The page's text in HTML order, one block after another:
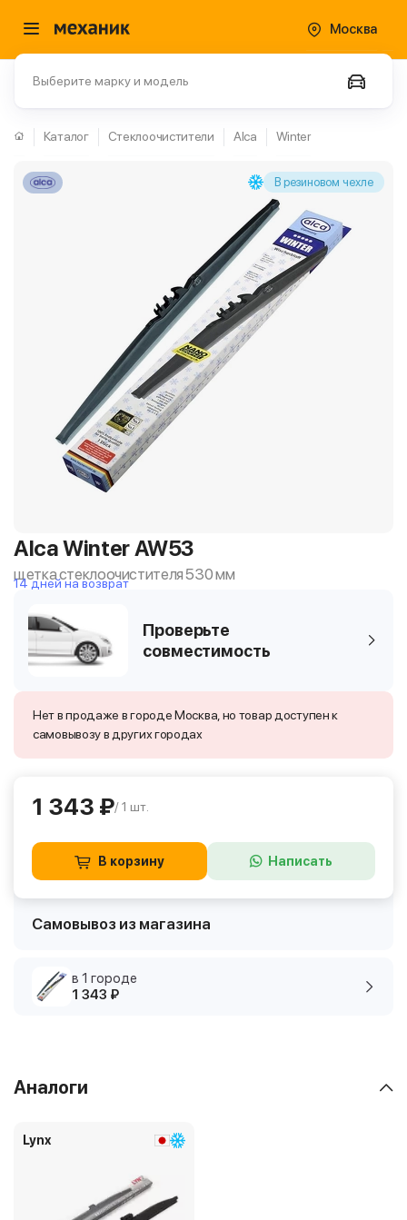
Москва
Выберите марку и модель
Каталог Стеклоочистители Alca Winter
В резиновом чехле
Alca Winter AW53
щетка стеклоочистителя 530 мм
14 дней на возврат
Проверьте
совместимость
Нет в продаже в городе Москва, но товар доступен к
самовывозу в других городах
1 343 ₽/ 1 шт.
В корзину Написать
Самовывоз из магазина
в 1 городе
1 343 ₽
Аналоги
Lynx